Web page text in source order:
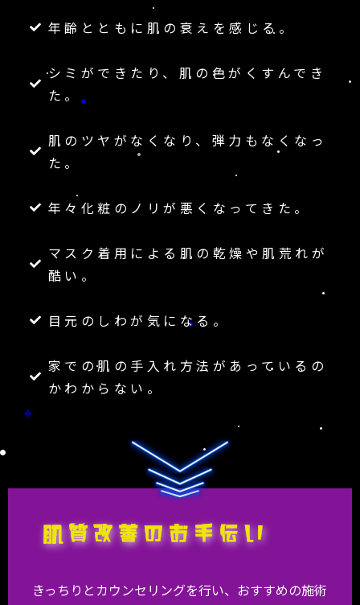
年齢とともに肌の衰えを感じる。
シミができたり、肌の色がくすんでき
た。
肌のツヤがなくなり、弾力もなくなっ
た。
年々化粧のノリが悪くなってきた。
マスク着用による肌の乾燥や肌荒れが
酷い。
目元のしわが気になる。
家での肌の手入れ方法があっているの
かわからない。
きっちりとカウンセリングを行い、おすすめの施術